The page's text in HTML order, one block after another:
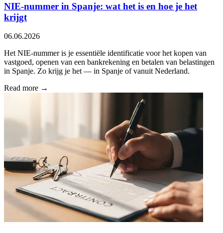
NIE-nummer in Spanje: wat het is en hoe je het
krijgt
06.06.2026
Het NIE-nummer is je essentiële identificatie voor het kopen van
vastgoed, openen van een bankrekening en betalen van belastingen
in Spanje. Zo krijg je het — in Spanje of vanuit Nederland.
Read more →